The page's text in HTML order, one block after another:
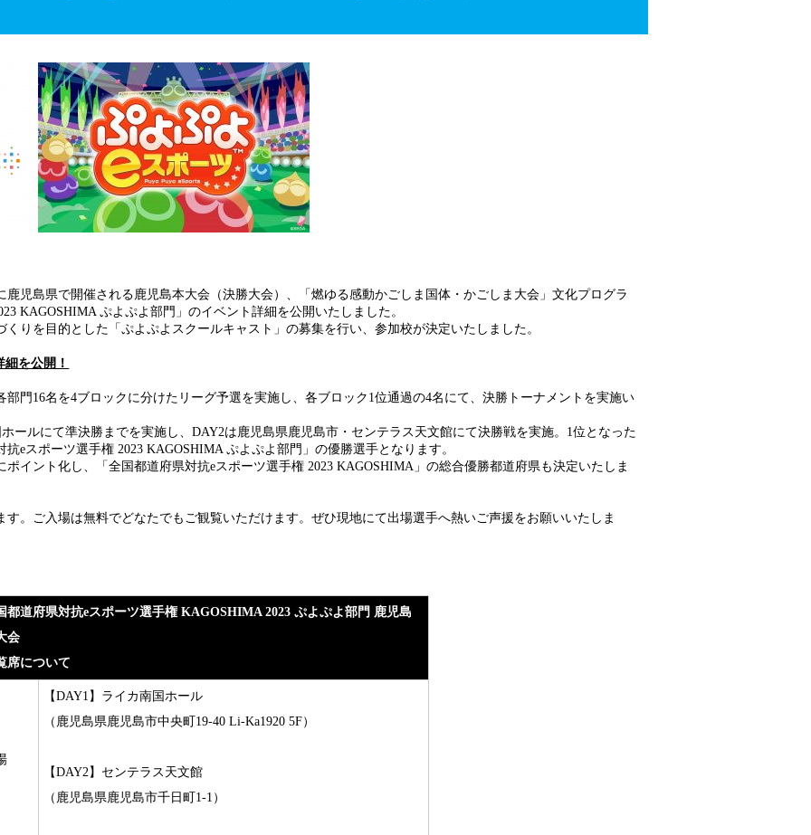
鹿児島県で開催される鹿児島本大会（決勝大会）、「燃ゆる感動かごしま国体・かごしま大会」文化プログラ
KAGOSHIMA ぷよぷよ部門」のイベント詳細を公開いたしました。
りを目的とした「ぷよぷよスクールキャスト」の募集を行い、参加校が決定いたしました。
を公開！
門16名を4ブロックに分けたリーグ予選を実施し、各ブロック1位通過の4名にて、決勝トーナメントを実施い
ールにて準決勝までを実施し、DAY2は鹿児島県鹿児島市・センテラス天文館にて決勝戦を実施。1位となった
eスポーツ選手権 2023 KAGOSHIMA ぷよぷよ部門」の優勝選手となります。
イント化し、「全国都道府県対抗eスポーツ選手権 2023 KAGOSHIMA」の総合優勝都道府県も決定いたしま
。ご入場は無料でどなたでもご観覧いただけます。ぜひ現地にて出場選手へ熱いご声援をお願いいたしま
都道府県対抗eスポーツ選手権KAGOSHIMA 2023 ぷよぷよ部門 鹿児島
会
席について
【DAY1】ライカ南国ホール
（鹿児島県鹿児島市中央町19-40 Li-Ka1920 5F）
【DAY2】センテラス天文館
（鹿児島県鹿児島市千日町1-1）